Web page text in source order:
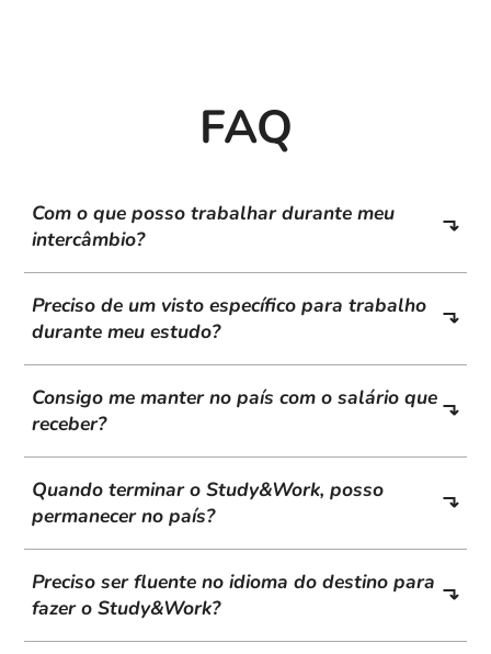
FAQ
Com o que posso trabalhar durante meu
intercâmbio?
Preciso de um visto específico para trabalho
durante meu estudo?
Consigo me manter no país com o salário que
receber?
Quando terminar o Study&Work, posso
permanecer no país?
Preciso ser fluente no idioma do destino para
fazer o Study&Work?